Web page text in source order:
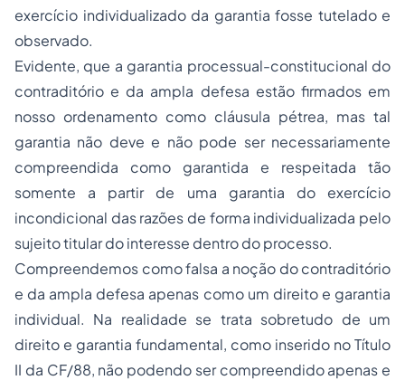
exercício individualizado da garantia fosse tutelado e
observado.
Evidente, que a garantia processual-constitucional do
contraditório e da ampla defesa estão firmados em
nosso ordenamento como cláusula pétrea, mas tal
garantia não deve e não pode ser necessariamente
compreendida como garantida e respeitada tão
somente a partir de uma garantia do exercício
incondicional das razões de forma individualizada pelo
sujeito titular do interesse dentro do processo.
Compreendemos como falsa a noção do contraditório
e da ampla defesa apenas como um direito e garantia
individual. Na realidade se trata sobretudo de um
direito e garantia fundamental, como inserido no Título
II da CF/88, não podendo ser compreendido apenas e